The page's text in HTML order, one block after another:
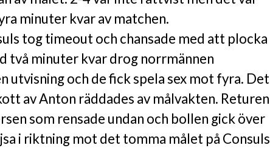
minuter kvar av matchen.
tog timeout och chansade med att plocka
två minuter kvar drog norrmännen
utvisning och de fick spela sex mot fyra. Det
av Anton räddades av målvakten. Returen
som rensade undan och bollen gick över
i riktning mot det tomma målet på Consuls